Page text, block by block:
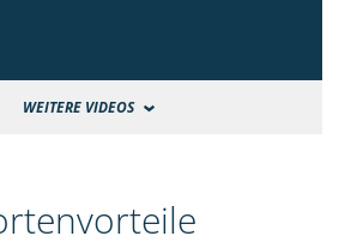
WEITERE VIDEOS